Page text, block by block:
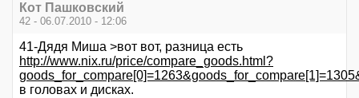
Кот Пашковский
42 - 06.07.2010 - 12:06
41-Дядя Миша >вот вот, разница есть
http://www.nix.ru/price/compare_goods.html?
в головах и дисках.